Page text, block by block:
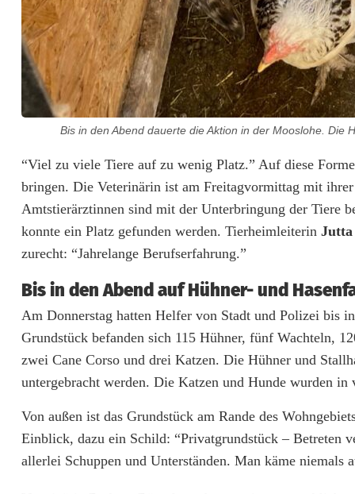
m
G
r
u
d
s
t
ü
c
k
-
V
e
t
Bis in den Abend dauerte die Aktion in der Mooslohe. Die
“Viel zu viele Tiere auf zu wenig Platz.” Auf diese
bringen. Die Veterinärin ist am Freitagvormittag mit
Amtstierärztinnen sind mit der Unterbringung der Tiere
konnte ein Platz gefunden werden. Tierheimleiterin Jutta
zurecht: “Jahrelange Berufserfahrung.”
Bis in den Abend auf Hühner- und
Am Donnerstag hatten Helfer von Stadt und Polizei bis
Grundstück befanden sich 115 Hühner, fünf Wachteln,
zwei Cane Corso und drei Katzen. Die Hühner und
untergebracht werden. Die Katzen und Hunde wurden in
Von außen ist das Grundstück am Rande des
Einblick, dazu ein Schild: “Privatgrundstück – Betreten
allerlei Schuppen und Unterständen. Man käme niemals